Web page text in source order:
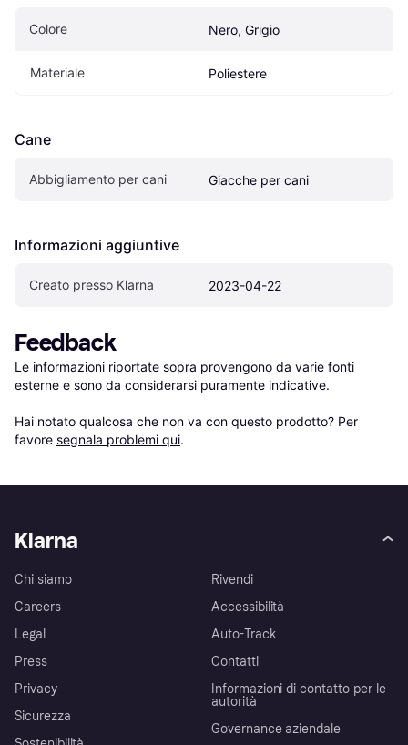
Colore Nero, Grigio
Materiale Poliestere
Cane
Abbigliamento per cani Giacche per cani
Informazioni aggiuntive
Creato presso Klarna 2023-04-22
Feedback
Le informazioni riportate sopra provengono da varie fonti
esterne e sono da considerarsi puramente indicative.
Hai notato qualcosa che non va con questo prodotto? Per
favore segnala problemi qui.
Klarna
Chi siamo
Careers
Legal
Press
Privacy
Sicurezza
Rivendi
Accessibilità
Auto-Track
Contatti
Informazioni di contatto per le
autorità
Governance aziendale